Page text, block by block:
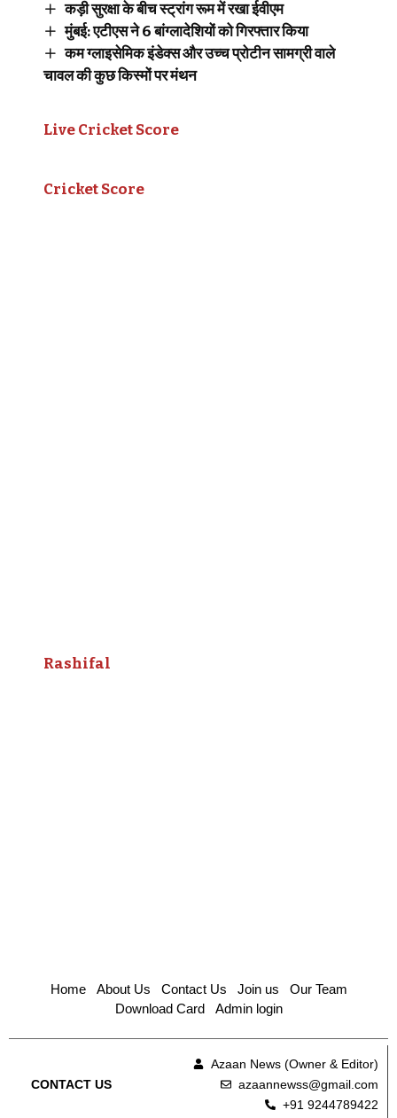
कड़ी सुरक्षा के बीच स्ट्रांग रूम में रखा ईवीएम
मुंबई: एटीएस ने 6 बांग्लादेशियों को गिरफ्तार किया
कम ग्लाइसेमिक इंडेक्स और उच्च प्रोटीन सामग्री वाले
चावल की कुछ किस्मों पर मंथन
Live Cricket Score
Cricket Score
Rashifal
Home About Us Contact Us Join us
Our Team
Download Card
Admin login
CONTACT US
Azaan News (Owner & Editor)
azaannewss@gmail.com
+91 9244789422